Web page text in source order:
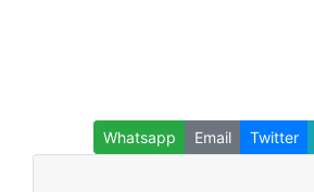
Whatsapp Email Twitter